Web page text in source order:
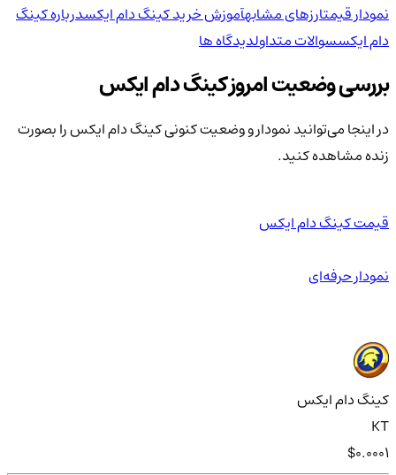
نمودار قیمتارزهای مشابهآموزش خرید کینگ دام ایکسدرباره کینگ
دام ایکسسوالات متداولدیدگاه ها
بررسی وضعیت امروز کینگ دام ایکس
در اینجا می‌توانید نمودار و وضعیت کنونی کینگ دام ایکس را بصورت
زنده مشاهده کنید.
قیمت کینگ دام ایکس
نمودار حرفه‌ای
کینگ دام ایکس
KT
$0.0001